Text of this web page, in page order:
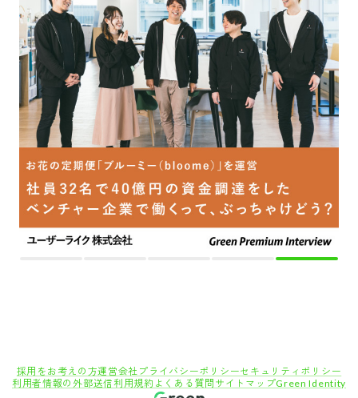
採用をお考えの方運営会社 プライバシーポリシーセキュリティポリシー
利用者情報の外部送信利用規約 よくある質問 サイトマップGreen Identity